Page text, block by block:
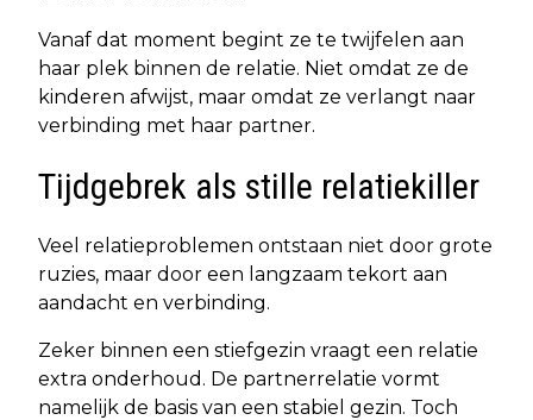
Vanaf dat moment begint ze te twijfelen aan
haar plek binnen de relatie. Niet omdat ze de
kinderen afwijst, maar omdat ze verlangt naar
verbinding met haar partner.
Tijdgebrek als stille relatiekiller
Veel relatieproblemen ontstaan niet door grote
ruzies, maar door een langzaam tekort aan
aandacht en verbinding.
Zeker binnen een stiefgezin vraagt een relatie
extra onderhoud. De partnerrelatie vormt
namelijk de basis van een stabiel gezin. Toch